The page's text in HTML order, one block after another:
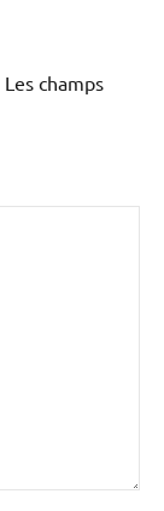
Les champs